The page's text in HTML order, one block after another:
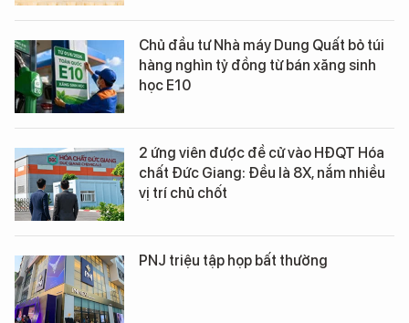
Chủ đầu tư Nhà máy Dung Quất bỏ túi
hàng nghìn tỷ đồng từ bán xăng sinh
học E10
2 ứng viên được đề cử vào HĐQT Hóa
chất Đức Giang: Đều là 8X, nắm nhiều
vị trí chủ chốt
PNJ triệu tập họp bất thường